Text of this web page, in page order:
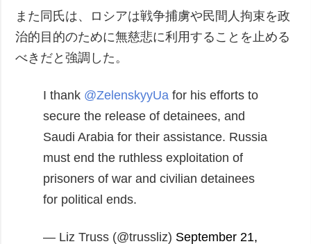
また同氏は、ロシアは戦争捕虜や民間人拘束を政
治的目的のために無慈悲に利用することを止める
べきだと強調した。
I thank @ZelenskyyUa for his efforts to
secure the release of detainees, and
Saudi Arabia for their assistance. Russia
must end the ruthless exploitation of
prisoners of war and civilian detainees
for political ends.
— Liz Truss (@trussliz) September 21,